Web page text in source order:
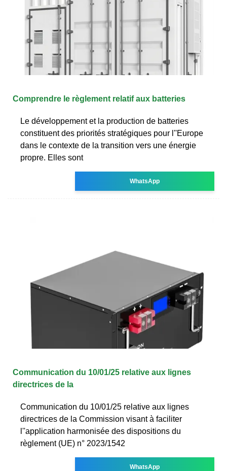
Comprendre le règlement relatif aux batteries
Le développement et la production de batteries
constituent des priorités stratégiques pour l''Europe
dans le contexte de la transition vers une énergie
propre. Elles sont
WhatsApp
Communication du 10/01/25 relative aux lignes
directrices de la
Communication du 10/01/25 relative aux lignes
directrices de la Commission visant à faciliter
l''application harmonisée des dispositions du
règlement (UE) n° 2023/1542
WhatsApp